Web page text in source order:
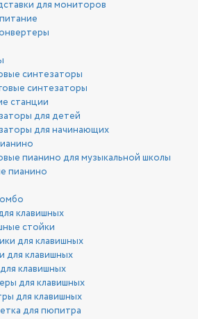
для мониторов
синтезаторы
синтезаторы
станции
для детей
для начинающих
пианино для музыкальной школы
пианино
клавишных
стойки
для клавишных
для клавишных
клавишных
для клавишных
для клавишных
для пюпитра